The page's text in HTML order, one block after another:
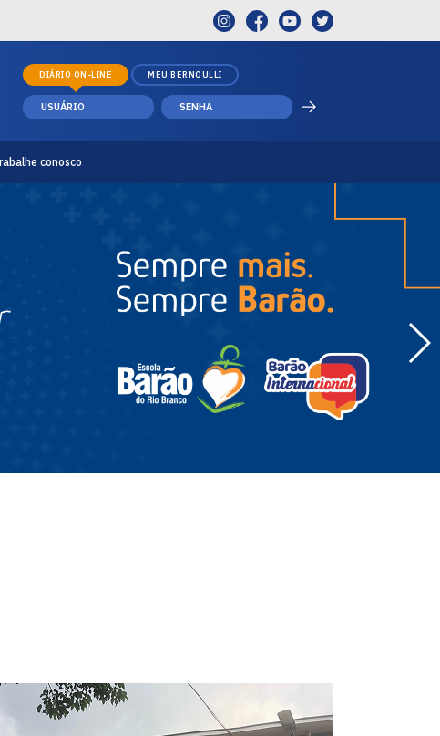
DIÁRIO ON-LINE MEU BERNOULLI
conosco